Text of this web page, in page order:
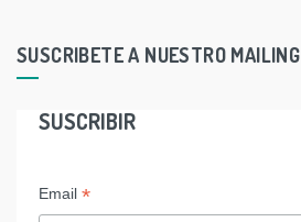
SUSCRIBETE A NUESTRO MAILING
SUSCRIBIR
Email *